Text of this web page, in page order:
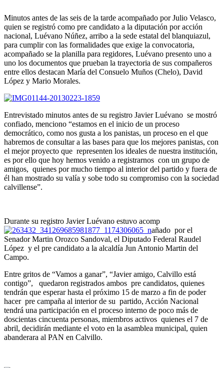
Minutos antes de las seis de la tarde acompañado por Julio Velasco,
quien se registró como pre candidato a la diputación por acción
nacional, Luévano Núñez, arribo a la sede estatal del blanquiazul,
para cumplir con las formalidades que exige la convocatoria,
acompañado se la planilla para regidores, Luévano presento uno a
uno los documentos que prueban la trayectoria de sus compañeros
entre ellos destacan María del Consuelo Muños (Chelo), David
López y Mario Morales.
Entrevistado minutos antes de su registro Javier Luévano se mostró
confiado, menciono “estamos en el inicio de un proceso
democrático, como nos gusta a los panistas, un proceso en el que
habremos de consultar a las bases para que los mejores panistas, con
el mejor proyecto que representen los ideales de nuestra institución,
es por ello que hoy hemos venido a registrarnos con un grupo de
amigos, quienes por mucho tiempo al interior del partido y fuera de
él han mostrado su valía y sobe todo su compromiso con la sociedad
calvillense”.
Durante su registro Javier Luévano estuvo acomp
añado por el
Senador Martin Orozco Sandoval, el Diputado Federal Raudel
López y el pre candidato a la alcaldía Jun Antonio Martin del
Campo.
Entre gritos de “Vamos a ganar”, “Javier amigo, Calvillo está
contigo”, quedaron registrados ambos pre candidatos, quienes
tendrán que esperar hasta el próximo 15 de marzo a fin de poder
hacer pre campaña al interior de su partido, Acción Nacional
tendrá una participación en el proceso interno de poco más de
doscientas cincuenta personas, miembros activos quienes el 7 de
abril, decidirán mediante el voto en la asamblea municipal, quien
abanderara al PAN en Calvillo.